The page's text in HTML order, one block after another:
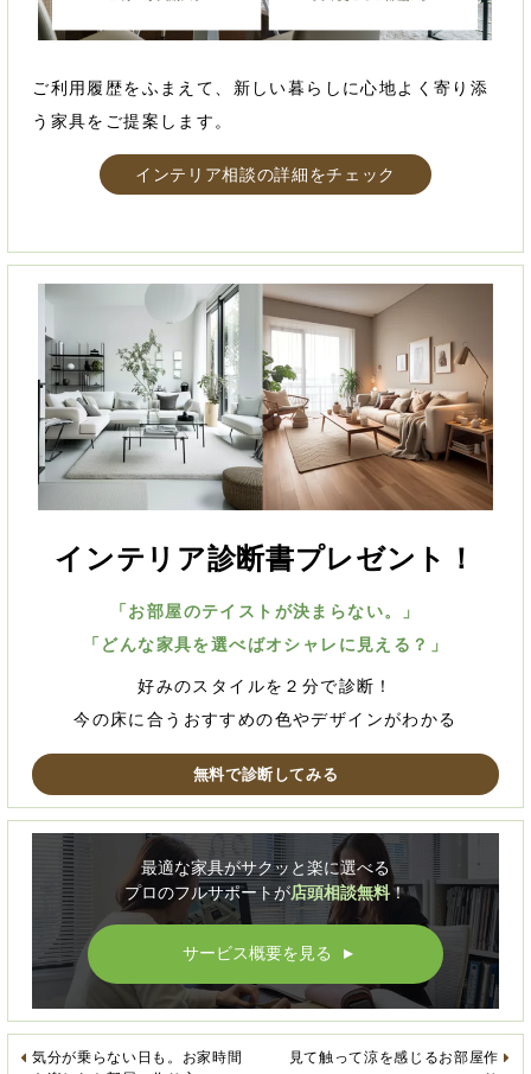
ご利用履歴をふまえて、新しい暮らしに心地よく寄り添
う家具をご提案します。
インテリア相談の詳細をチェック
インテリア診断書プレゼント！
「お部屋のテイストが決まらない。」
「どんな家具を選べばオシャレに見える？」
好みのスタイルを２分で診断！
今の床に合うおすすめの色やデザインがわかる
無料で診断してみる
最適な家具がサクッと楽に選べる
プロのフルサポートが店頭相談無料！
サービス概要を見る ▲
見て触って涼を感じるお部屋作
気分が乗らない日も。お家時間